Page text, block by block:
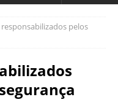
responsabilizados pelos